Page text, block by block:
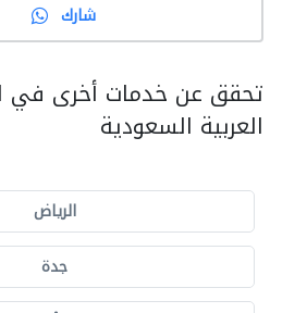
شارك
تحقق عن خدمات أخرى في
العربية السعودية
الرياض
جدة